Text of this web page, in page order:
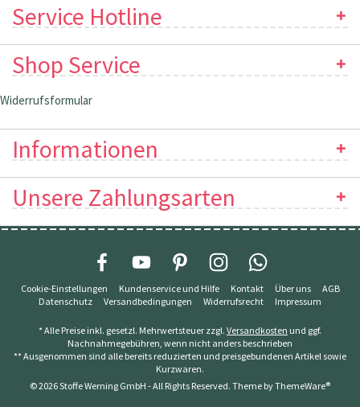
Service Hotline
Shop Service
Widerrufsformular
Informationen
Unsere Zahlungsarten
Cookie-Einstellungen Kundenservice und Hilfe Kontakt Über uns
AGB
Datenschutz
Versandbedingungen Widerrufsrecht Impressum
* Alle Preise inkl. gesetzl. Mehrwertsteuer zzgl. Versandkosten und ggf.
Nachnahmegebühren, wenn nicht anders beschrieben
** Ausgenommen sind alle bereits reduzierten und preisgebundenen Artikel sowie
Kurzwaren.
© 2026 Stoffe Werning GmbH - All Rights Reserved. Theme byThemeWare®